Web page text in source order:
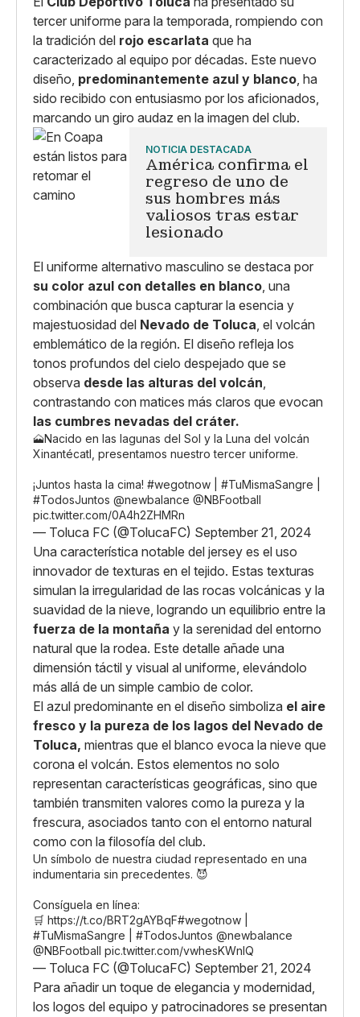
tercer uniforme para la temporada, rompiendo con
la tradición del rojo escarlata que ha
caracterizado al equipo por décadas. Este nuevo
diseño, predominantemente azul y blanco, ha
sido recibido con entusiasmo por los aficionados,
marcando un giro audaz en la imagen del club.
NOTICIA DESTACADA
América confirma el
regreso de uno de
sus hombres más
valiosos tras estar
lesionado
El uniforme alternativo masculino se destaca por
su color azul con detalles en blanco, una
combinación que busca capturar la esencia y
majestuosidad del Nevado de Toluca, el volcán
emblemático de la región. El diseño refleja los
tonos profundos del cielo despejado que se
observa desde las alturas del volcán,
contrastando con matices más claros que evocan
las cumbres nevadas del cráter.
🗻Nacido en las lagunas del Sol y la Luna del volcán
Xinantécatl, presentamos nuestro tercer uniforme.
¡Juntos hasta la cima! #wegotnow #TuMismaSangre
#TodosJuntos @newbalance @NBFootball
pic.twitter.com/0A4h2ZHMRn
— Toluca FC (@TolucaFC) September 21, 2024
Una característica notable del jersey es el uso
innovador de texturas en el tejido. Estas texturas
simulan la irregularidad de las rocas volcánicas y la
suavidad de la nieve, logrando un equilibrio entre la
fuerza de la montaña y la serenidad del entorno
natural que la rodea. Este detalle añade una
dimensión táctil y visual al uniforme, elevándolo
más allá de un simple cambio de color.
El azul predominante en el diseño simboliza el aire
fresco y la pureza de los lagos del Nevado de
Toluca, mientras que el blanco evoca la nieve que
corona el volcán. Estos elementos no solo
representan características geográficas, sino que
también transmiten valores como la pureza y la
frescura, asociados tanto con el entorno natural
como con la filosofía del club.
Un símbolo de nuestra ciudad representado en una
indumentaria sin precedentes. 😈
Consíguela en línea:
🛒 https://t.co/BRT2gAYBqF#wegotnow
#TuMismaSangre
#TodosJuntos @newbalance
@NBFootball pic.twitter.com/vwhesKWnIQ
— Toluca FC (@TolucaFC) September 21, 2024
Para añadir un toque de elegancia y modernidad,
los logos del equipo y patrocinadores se presentan